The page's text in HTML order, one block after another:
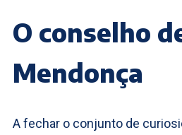
O conselho
Mendonça
A fechar o conjunto de